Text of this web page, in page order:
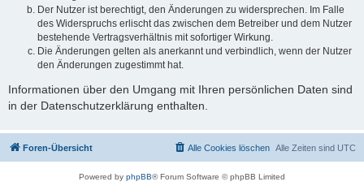
Der Nutzer ist berechtigt, den Änderungen zu widersprechen. Im Falle
des Widerspruchs erlischt das zwischen dem Betreiber und dem Nutzer
bestehende Vertragsverhältnis mit sofortiger Wirkung.
Die Änderungen gelten als anerkannt und verbindlich, wenn der Nutzer
den Änderungen zugestimmt hat.
Informationen über den Umgang mit Ihren persönlichen Daten sind
in der Datenschutzerklärung enthalten.
Foren-Übersicht Alle Zeiten sind UTC
Alle Cookies löschen
Powered by phpBB® Forum Software © phpBB Limited